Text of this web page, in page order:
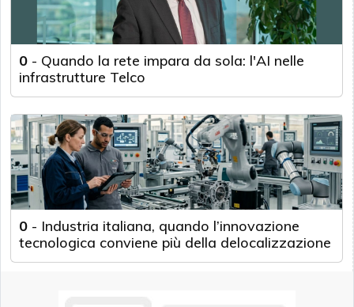
0 - Quando la rete impara da sola: l'AI nelle
infrastrutture Telco
0 - Industria italiana, quando l’innovazione
tecnologica conviene più della delocalizzazione